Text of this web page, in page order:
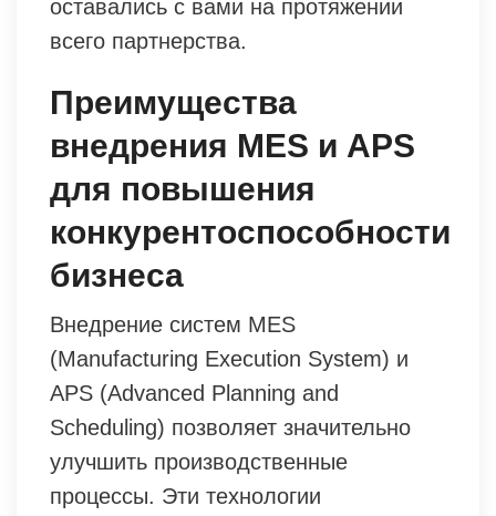
оставались с вами на протяжении
всего партнерства.
Преимущества
внедрения MES и APS
для повышения
конкурентоспособности
бизнеса
Внедрение систем MES
(Manufacturing Execution System) и
APS (Advanced Planning and
Scheduling) позволяет значительно
улучшить производственные
процессы. Эти технологии